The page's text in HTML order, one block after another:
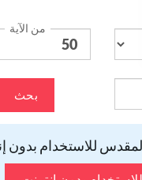
من الآية
بحث
للاستخدام بدون